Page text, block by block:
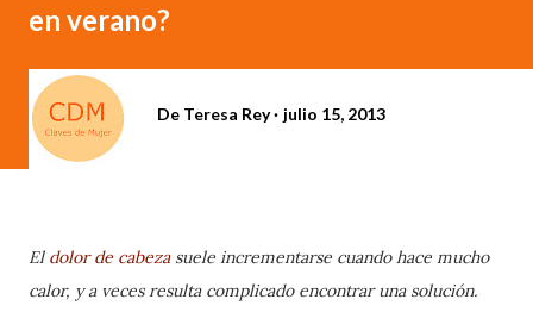
en verano?
De Teresa Rey julio 15, 2013
El dolor de cabezasuele incrementarse cuando hace mucho
calor, y a veces resulta complicado encontrar una solución.